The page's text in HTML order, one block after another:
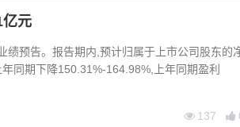
亿元
预告。报告期内,预计归属于上市公司股东的
同期下降150.31%-164.98%,上年同期盈利
137